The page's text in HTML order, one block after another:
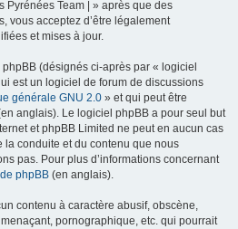
Pyrénées Team | » après que des
vous acceptez d’être légalement
et mises à jour.
(désignés ci-après par « logiciel
est un logiciel de forum de discussions
générale GNU 2.0 » et qui peut être
anglais). Le logiciel phpBB a pour seul but
et phpBB Limited ne peut en aucun cas
la conduite et du contenu que nous
pas. Pour plus d’informations concernant
phpBB (en anglais).
contenu à caractère abusif, obscène,
pornographique, etc. qui pourrait